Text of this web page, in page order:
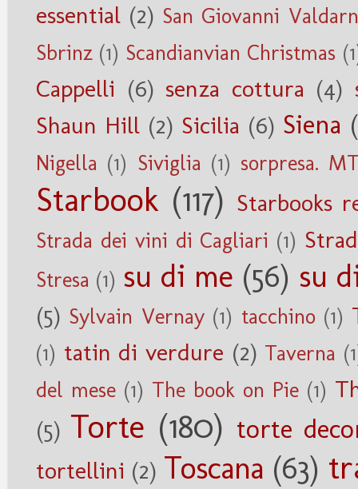
essential (2) San Giovanni
Sbrinz (1) Scandianvian Christmas
Cappelli (6) senza cottura (4)
Shaun Hill (2) Sicilia (6) Siena
Nigella (1) Siviglia (1) sorpresa.
Starbook (117) Starbooks
Strada dei vini di Cagliari (1)
Stresa (1) su di me (56) su
(5) Sylvain Vernay (1) tacchino (1)
(1) tatin di verdure (2) Taverna
del mese (1) The book on Pie (1)
(5) Torte (180) torte
tortellini (2) Toscana (63)